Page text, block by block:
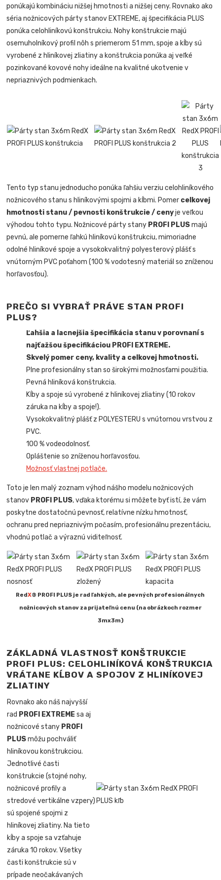
ponúkajú kombináciu nižšej hmotnosti a nižšej ceny. Rovnako ako
séria nožnicových párty stanov EXTREME, aj špecifikácia PLUS
ponúka celohliníkovú konštrukciu. Nohy konštrukcie majú
osemuholníkový profil nôh s priemerom 51 mm, spoje a kĺby sú
vyrobené z hliníkovej zliatiny a konštrukcia ponúka aj veľké
pozinkované kovové nohy ideálne na kvalitné ukotvenie v
nepriaznivých podmienkach.
Tento typ stanu jednoducho ponúka ľahšiu verziu celohliníkového
nožnicového stanu s hliníkovými spojmi a kĺbmi. Pomer celkovej
hmotnosti stanu / pevnosti konštrukcie / cenyje veľkou
výhodou tohto typu. Nožnicové párty stany PROFI PLUSmajú
pevnú, ale pomerne ľahkú hliníkovú konštrukciu, mimoriadne
odolné hliníkové spoje a vysokokvalitný polyesterový plášť s
vnútorným PVC poťahom (100 % vodotesný materiál so zníženou
horľavosťou).
PREČO SI VYBRAŤ PRÁVE STAN PROFI
PLUS?
Ľahšia a lacnejšia špecifikácia stanu v porovnaní s
najťažšou špecifikáciou PROFI EXTREME.
Skvelý pomer ceny, kvality a celkovej hmotnosti.
Plne profesionálny stan so širokými možnosťami použitia.
Pevná hliníková konštrukcia.
Kĺby a spoje sú vyrobené z hliníkovej zliatiny (10 rokov
záruka na kĺby a spoje!).
Vysokokvalitný plášť z POLYESTERU s vnútornou vrstvou z
PVC.
100 % vodeodolnosť.
Opláštenie so zníženou horľavosťou.
Možnosť vlastnej potlače.
Toto je len malý zoznam výhod nášho modelu nožnicových
stanov PROFI PLUS, vďaka ktorému si môžete byť istí, že vám
poskytne dostatočnú pevnosť, relatívne nízku hmotnosť,
ochranu pred nepriaznivým počasím, profesionálnu prezentáciu,
vhodnú potlač a výraznú viditeľnosť.
RedX® PROFI PLUS je rad ľahkých, ale pevných profesionálnych
nožnicových stanov za prijateľnú cenu (na obrázkoch rozmer
3mx3m)
ZÁKLADNÁ VLASTNOSŤ KONŠTRUKCIE
PROFI PLUS: CELOHLINÍKOVÁ KONŠTRUKCIA
VRÁTANE KĹBOV A SPOJOV Z HLINÍKOVEJ
ZLIATINY
Rovnako ako náš najvyšší
rad PROFI EXTREME sa aj
nožnicové stany PROFI
PLUSmôžu pochváliť
hliníkovou konštrukciou.
Jednotlivé časti
konštrukcie (stojné nohy,
nožnicové profily a
stredové vertikálne vzpery)
sú spojené spojmi z
hliníkovej zliatiny. Na tieto
kĺby a spoje sa vzťahuje
záruka 10 rokov. Všetky
časti konštrukcie sú v
prípade neočakávaných